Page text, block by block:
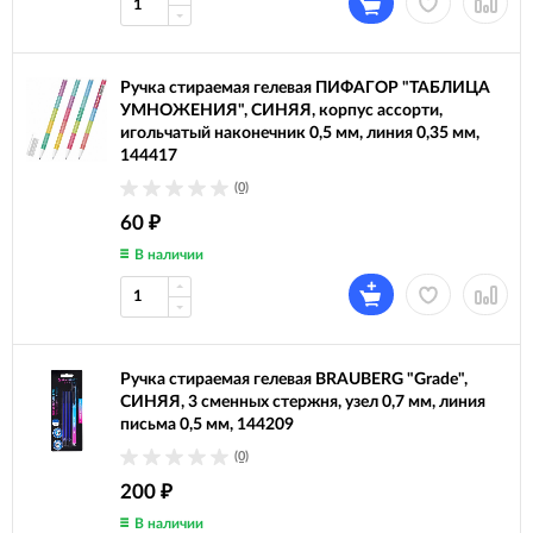
Ручка стираемая гелевая ПИФАГОР "ТАБЛИЦА
УМНОЖЕНИЯ", СИНЯЯ, корпус ассорти,
игольчатый наконечник 0,5 мм, линия 0,35 мм,
144417
(0)
60 ₽
В наличии
Ручка стираемая гелевая BRAUBERG "Grade",
СИНЯЯ, 3 сменных стержня, узел 0,7 мм, линия
письма 0,5 мм, 144209
(0)
200 ₽
В наличии